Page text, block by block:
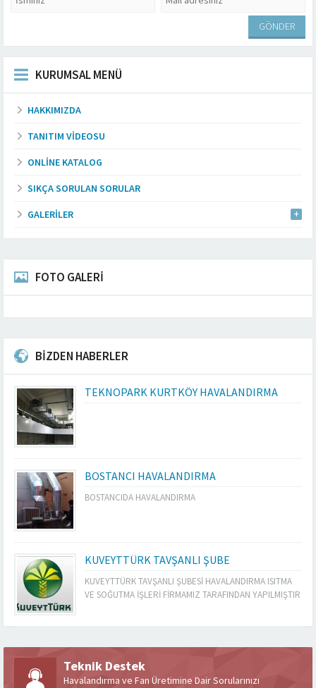
KURUMSAL MENÜ
HAKKIMIZDA
TANITIM VIDEOSU
ONLINE KATALOG
SIKÇA SORULAN SORULAR
GALERILER
FOTO GALERİ
BİZDEN HABERLER
TEKNOPARK KURTKÖY HAVALANDIRMA
BOSTANCI HAVALANDIRMA
BOSTANCIDA HAVALANDIRMA
KUVEYTTÜRK TAVŞANLI ŞUBE
KUVEYTTÜRK TAVŞANLI ŞUBESİ HAVALANDIRMA ISITMA
VE SOĞUTMA İŞLERİ FİRMAMIZ TARAFINDAN YAPILMIŞTIR
Teknik Destek
Havalandırma ve Fan Üretimine Dair Sorularınızı